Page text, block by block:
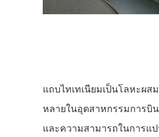
แถบไทเทเนียมเป็นโลหะผ
หลายในอุตสาหกรรมการบิ
และความสามารถในการแ